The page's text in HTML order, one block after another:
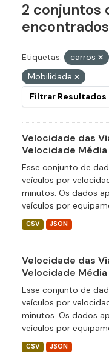
2 conjuntos
encontrados
Etiquetas: carros
Mobilidade
Filtrar Resultados
Velocidade das
Velocidade
Esse conjunto de
veículos por
minutos. Os dados
veículos por
CSV JSON
Velocidade das
Velocidade
Esse conjunto de
veículos por
minutos. Os dados
veículos por
CSV JSON